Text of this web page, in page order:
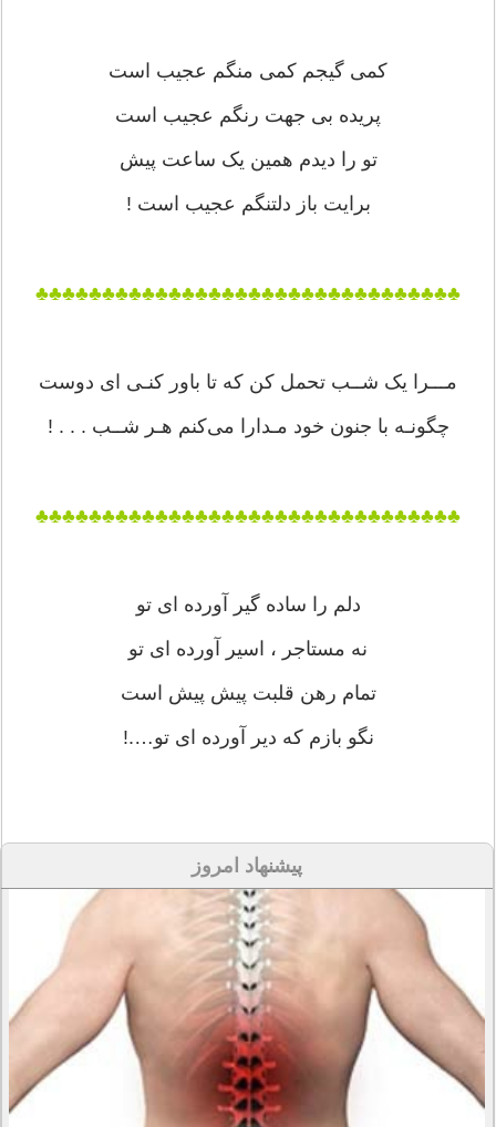
کمی گیجم کمی منگم عجیب است
پریده بی جهت رنگم عجیب است
تو را دیدم همین یک ساعت پیش
برایت باز دلتنگم عجیب است !
♣♣♣♣♣♣♣♣♣♣♣♣♣♣♣♣♣♣♣♣♣♣♣♣♣♣♣♣♣♣♣♣
مـــرا یک شــب تحمل کن که تا باور کنـی ای دوست
چگونـه با جنون خود مـدارا می‌کنم هـر شــب . . . !
♣♣♣♣♣♣♣♣♣♣♣♣♣♣♣♣♣♣♣♣♣♣♣♣♣♣♣♣♣♣♣♣
دلم را ساده گیر آورده ای تو
نه مستاجر ، اسیر آورده ای تو
تمام رهن قلبت پیش پیش است
نگو بازم که دیر آورده ای تو….!
پیشنهاد امروز